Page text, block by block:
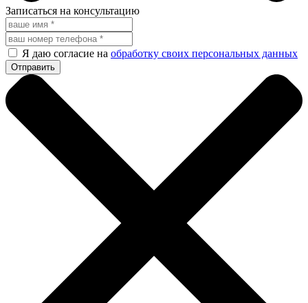
Записаться на консультацию
Я даю согласие на обработку своих персональных данных